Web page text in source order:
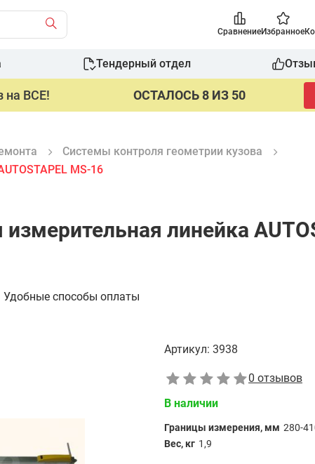
СравнениеИзбранное
Тендерный отдел
на ВСЕ! ОСТАЛОСЬ 8 ИЗ 50
Системы контроля геометрии кузова
MS-16
линейка
Удобные способы оплаты
Артикул: 3938
0 отзывов
В наличии
Границы измерения, мм 280-
Вес, кг 1,9